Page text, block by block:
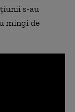
s-au
mingi de